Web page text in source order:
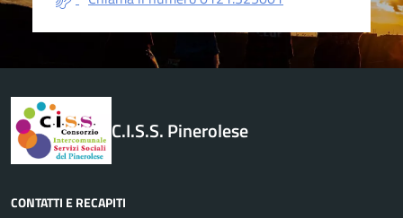
C.I.S.S. Pinerolese
CONTATTI E RECAPITI